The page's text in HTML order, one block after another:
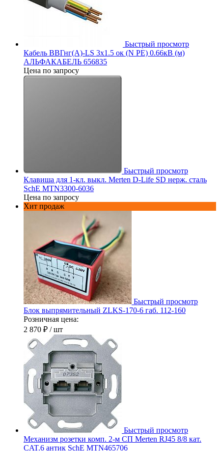
Быстрый просмотр
Кабель ВВГнг(А)-LS 3х1.5 ок (N PE) 0.66кВ (м)
АЛЬФАКАБЕЛЬ 656835
Цена по запросу
Быстрый просмотр
Клавиша для 1-кл. выкл. Merten D-Life SD нерж. сталь
SchE MTN3300-6036
Цена по запросу
Хит продаж
Быстрый просмотр
Блок выпрямительный ZLKS-170-6 габ. 112-160
Розничная цена:
2 870 ₽ / шт
Быстрый просмотр
Механизм розетки комп. 2-м СП Merten RJ45 8/8 кат.
CAT.6 антик SchE MTN465706